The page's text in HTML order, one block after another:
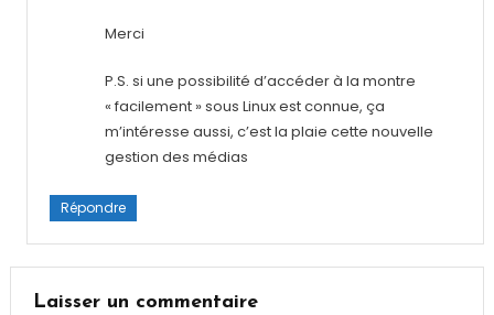
Merci
P.S. si une possibilité d’accéder à la montre
« facilement » sous Linux est connue, ça
m’intéresse aussi, c’est la plaie cette nouvelle
gestion des médias
Répondre
Laisser un commentaire